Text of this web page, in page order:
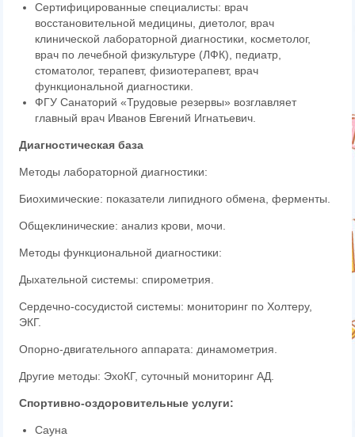
Сертифицированные специалисты: врач
восстановительной медицины, диетолог, врач
клинической лабораторной диагностики, косметолог,
врач по лечебной физкультуре (ЛФК), педиатр,
стоматолог, терапевт, физиотерапевт, врач
функциональной диагностики.
ФГУ Санаторий «Трудовые резервы» возглавляет
главный врач Иванов Евгений Игнатьевич.
Диагностическая база
Методы лабораторной диагностики:
Биохимические: показатели липидного обмена, ферменты.
Общеклинические: анализ крови, мочи.
Методы функциональной диагностики:
Дыхательной системы: спирометрия.
Сердечно-сосудистой системы: мониторинг по Холтеру,
ЭКГ.
Опорно-двигательного аппарата: динамометрия.
Другие методы: ЭхоКГ, суточный мониторинг АД.
Спортивно-оздоровительные услуги:
Сауна